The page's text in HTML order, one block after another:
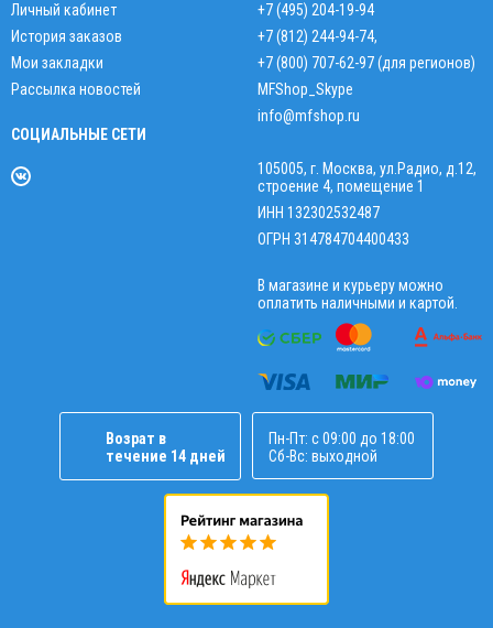
Личный кабинет
История заказов
Мои закладки
Рассылка новостей
СОЦИАЛЬНЫЕ СЕТИ
+7 (495) 204-19-94
+7 (812) 244-94-74,
+7 (800) 707-62-97 (для регионов)
MFShop_Skype
info@mfshop.ru
105005, г. Москва, ул.Радио, д.12,
строение 4, помещение 1
ИНН 132302532487
ОГРН 314784704400433
В магазине и курьеру можно
оплатить наличными и картой.
Возрат в
течение 14 дней
Пн-Пт: с 09:00 до 18:00
Сб-Вс: выходной